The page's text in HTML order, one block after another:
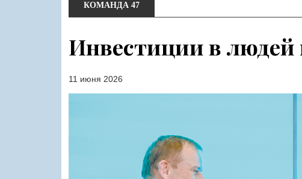
КОМАНДА 47
Инвестиции в людей
11 июня 2026